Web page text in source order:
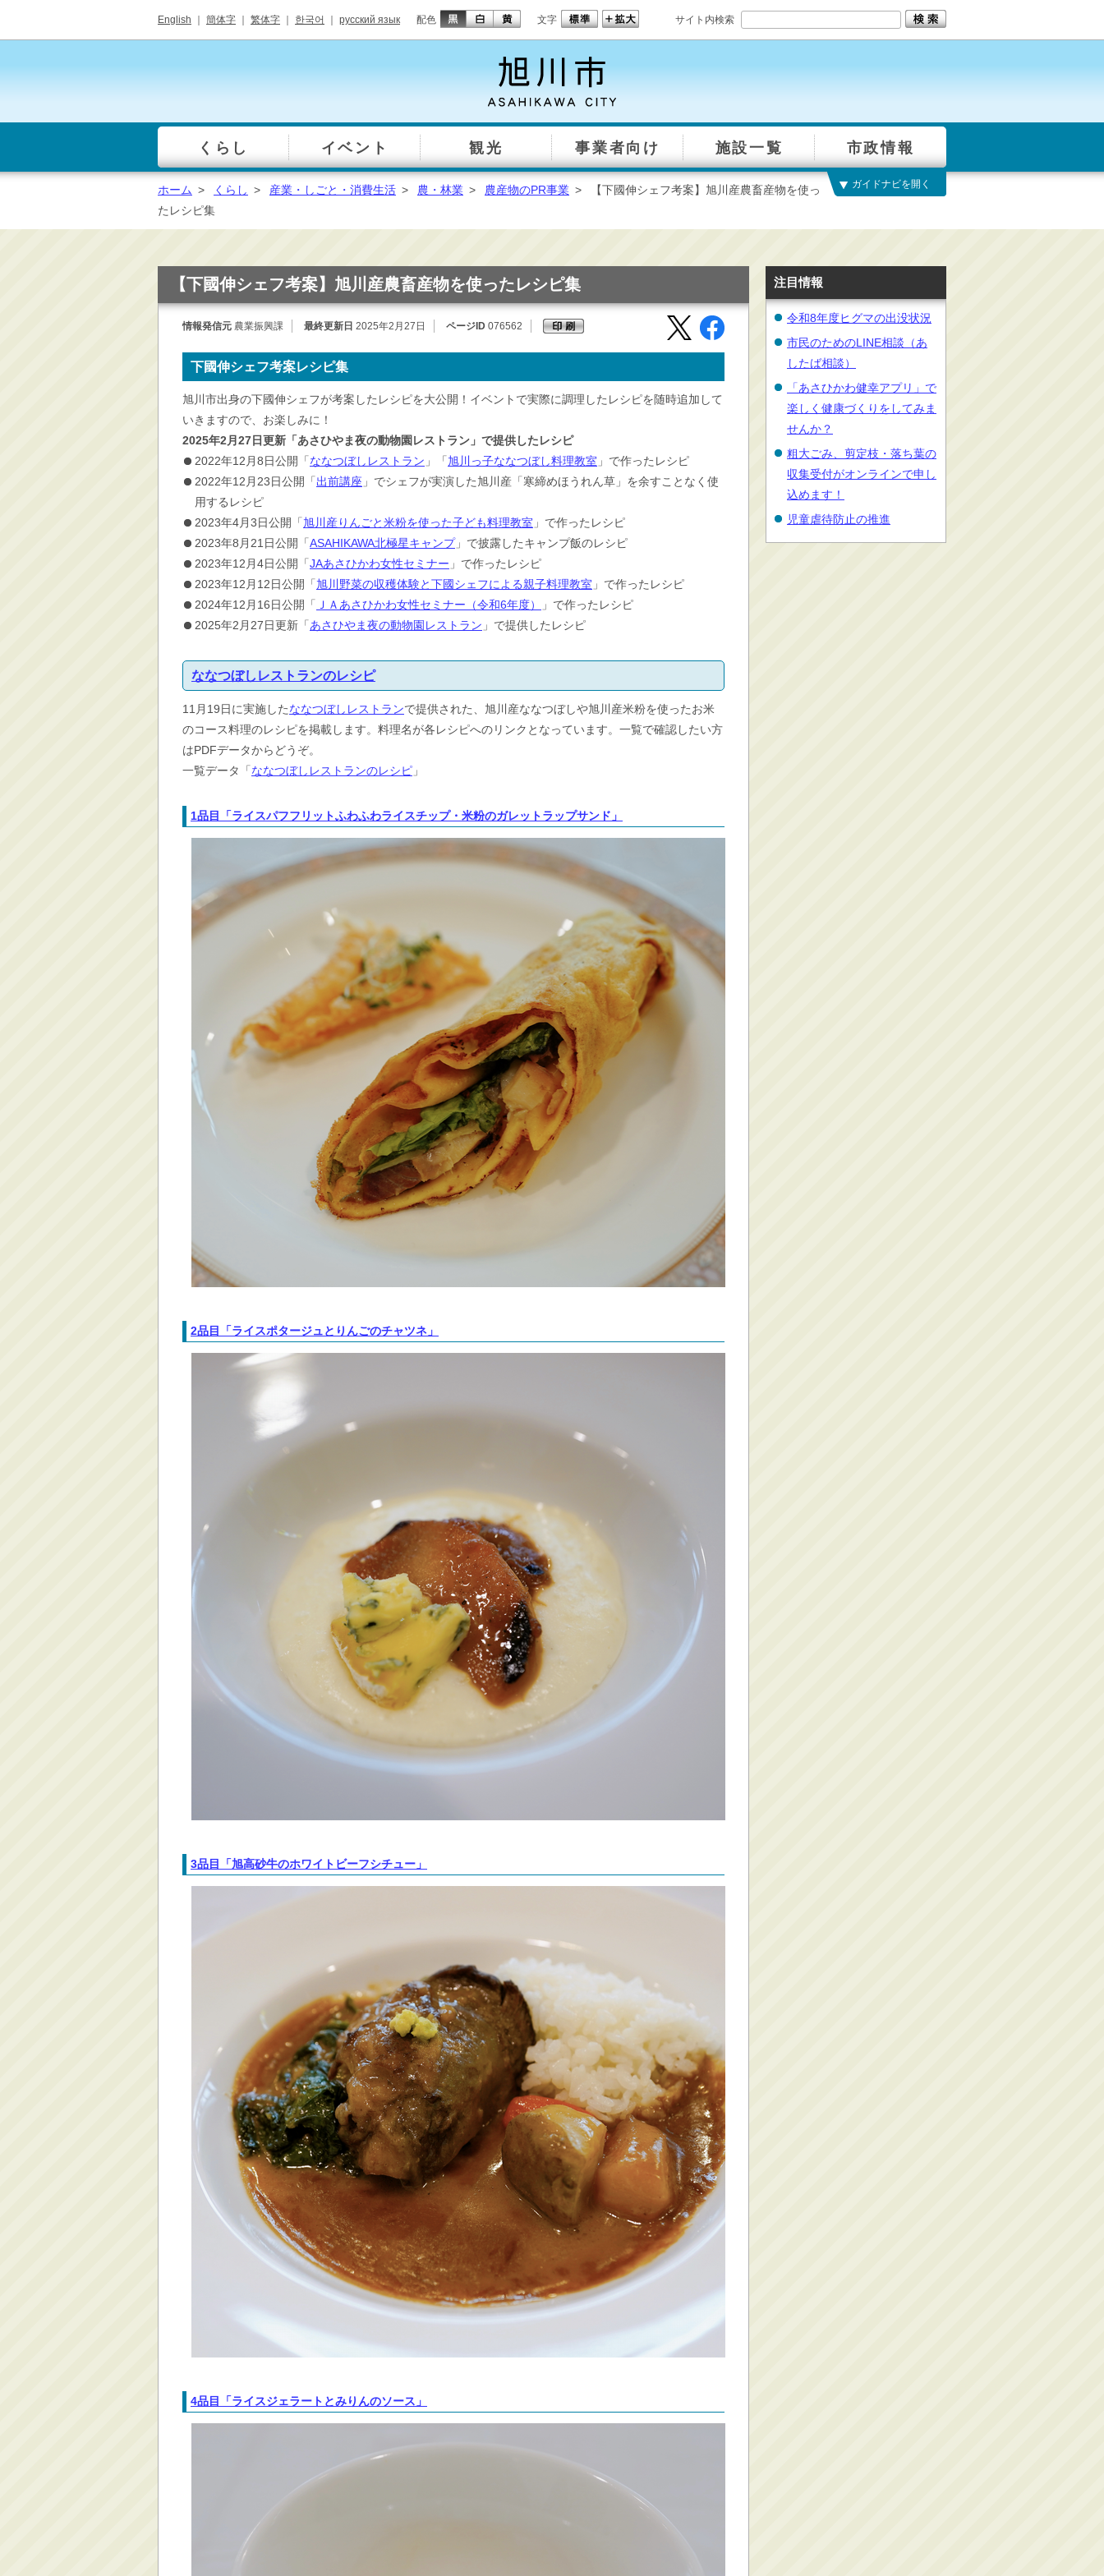
English 簡体字 繁体字 한국어 русский язык 配色 文字 サイト内検索
一覧
くらし イベント 観光 事業者向け 施設一覧 市政情報
総合窓口
手続き・届出（戸籍・
健康・福祉・衛生・ペ
ット
子育て・学校教育
境保全
学ぶ・文化・スポーツ
産業・しごと・消費生
移住情報
住宅・土地・都市計画
まちづくり
水道・除雪・土木
公共交通・空港
その他
ガイドナビを開く
ホーム > くらし > 産業・しごと・消費生活 > 農・林業 > 農産物のPR事業 >
【下國伸シェフ考案】旭川産農畜産物を使っ
たレシピ集
【下國伸シェフ考案】旭川産農畜産物を使ったレシピ集
情報発信元 農業振興課 最終更新日 2025年2月27日 ページID 076562
下國伸シェフ考案レシピ集
旭川市出身の下國伸シェフが考案したレシピを大公開！イベントで実際に調理したレシピを随時追加して
いきますので、お楽しみに！
2025年2月27日更新「あさひやま夜の動物園レストラン」で提供したレシピ
2022年12月8日公開「 ななつぼしレストラン 」「 旭川っ子ななつぼし料理教室 」で作ったレシピ
2022年12月23日公開「 出前講座 」でシェフが実演した旭川産「寒締めほうれん草」を余すことなく使
用するレシピ
2023年4月3日公開「 旭川産りんごと米粉を使った子ども料理教室 」で作ったレシピ
2023年8月21日公開「 ASAHIKAWA北極星キャンプ」で披露したキャンプ飯のレシピ
2023年12月4日公開「 JAあさひかわ女性セミナー 」で作ったレシピ
2023年12月12日公開「 旭川野菜の収穫体験と下國シェフによる親子料理教室 」で作ったレシピ
2024年12月16日公開「
ＪＡあさひかわ女性セミナー（令和6年度）
」で作ったレシピ
2025年2月27日更新「 あさひやま夜の動物園レストラン 」で提供したレシピ
ななつぼしレストランのレシピ
11月19日に実施したななつぼしレストランで提供された、旭川産ななつぼしや旭川産米粉を使ったお米
のコース料理のレシピを掲載します。料理名が各レシピへのリンクとなっています。一覧で確認したい方
はPDFデータからどうぞ。
一覧データ「 ななつぼしレストランのレシピ 」
1品目「ライスパフフリットふわふわライスチップ・米粉のガレットラップサンド」
2品目「ライスポタージュとりんごのチャツネ」
3品目「旭高砂牛のホワイトビーフシチュー」
4品目「ライスジェラートとみりんのソース」
注目情報
令和8年度ヒグマの出没状況
市民のためのLINE相談（あ
したば相談）
「あさひかわ健幸アプリ」で
楽しく健康づくりをしてみま
せんか？
粗大ごみ、剪定枝・落ち葉の
収集受付がオンラインで申し
込めます！
児童虐待防止の推進